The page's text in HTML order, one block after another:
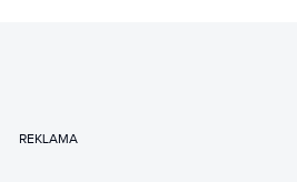
REKLAMA